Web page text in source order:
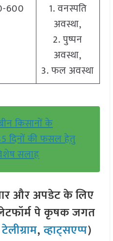
600
1. वनस्पति
अवस्था,
2. पुष्पन
अवस्था,
3. फल अवस्था
किसानों के
दिनों की फसल हेतु
सलाह
और अपडेट के लिए
पे कृषक जगत
टेलीग्राम,व्हाट्सएप्प)